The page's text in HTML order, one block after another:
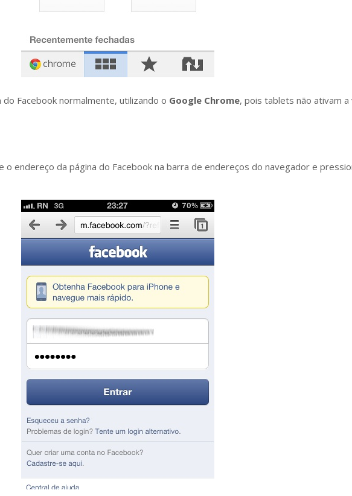
Facebook normalmente, utilizando o Google Chrome, pois tablets não ativam
o endereço da página do Facebook na barra de endereços do navegador e